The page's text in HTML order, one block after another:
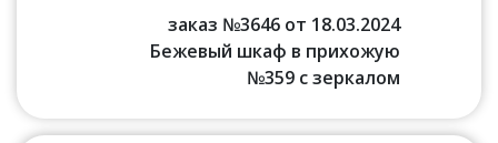
заказ №3646 от 18.03.2024
Бежевый шкаф в прихожую
№359 с зеркалом